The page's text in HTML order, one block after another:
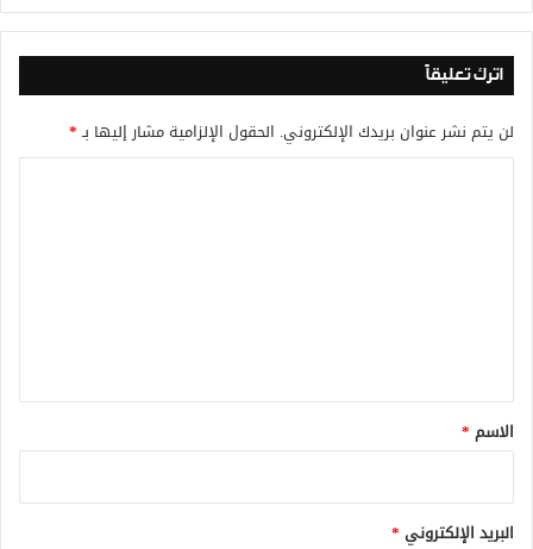
اترك تعليقاً
لن يتم نشر عنوان بريدك الإلكتروني. الحقول الإلزامية مشار إليها بـ*
*
الاسم *
البريد الإلكتروني *